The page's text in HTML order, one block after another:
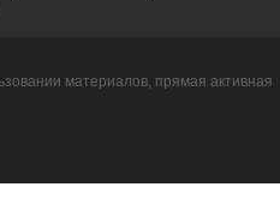
материалов, прямая активная